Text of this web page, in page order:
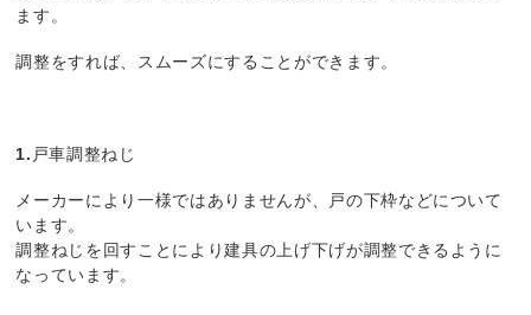
ます。
調整をすれば、スムーズにすることができます。
1. 戸車調整ねじ
メーカーにより一様ではありませんが、戸の下枠などについて
います。
調整ねじを回すことにより建具の上げ下げが調整できるように
なっています。